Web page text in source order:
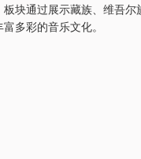
板块通过展示藏族、维吾
多彩的音乐文化。